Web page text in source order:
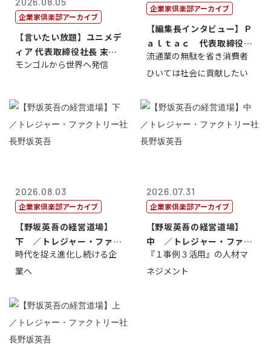
企業家倶楽部アーカイブ
【言いたい放題】ユニメデ
ィア 代表取締役社長 末田
真
モンゴルから世界へ発信
企業家倶楽部アーカイブ
【編集長インタビュー】Ｐ
ａｌｔａｃ 代表取締役会
長三木田國夫
流通業の無駄を省き消費者
ひいては社会に貢献したい
2026.08.03
企業家倶楽部アーカイブ
【野坂英吾の経営道場】
下 ／トレジャー・ファク
トリー社長野坂...
時代を捉え進化し続ける企
業へ
2026.07.31
企業家倶楽部アーカイブ
【野坂英吾の経営道場】
中 ／トレジャー・ファク
トリー社長野坂...
『１事例３活用』の人材マ
ネジメント